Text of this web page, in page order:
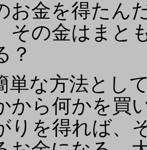
お金を得たん
その金はまと
？
な方法とし
から何かを買
りを得れば、